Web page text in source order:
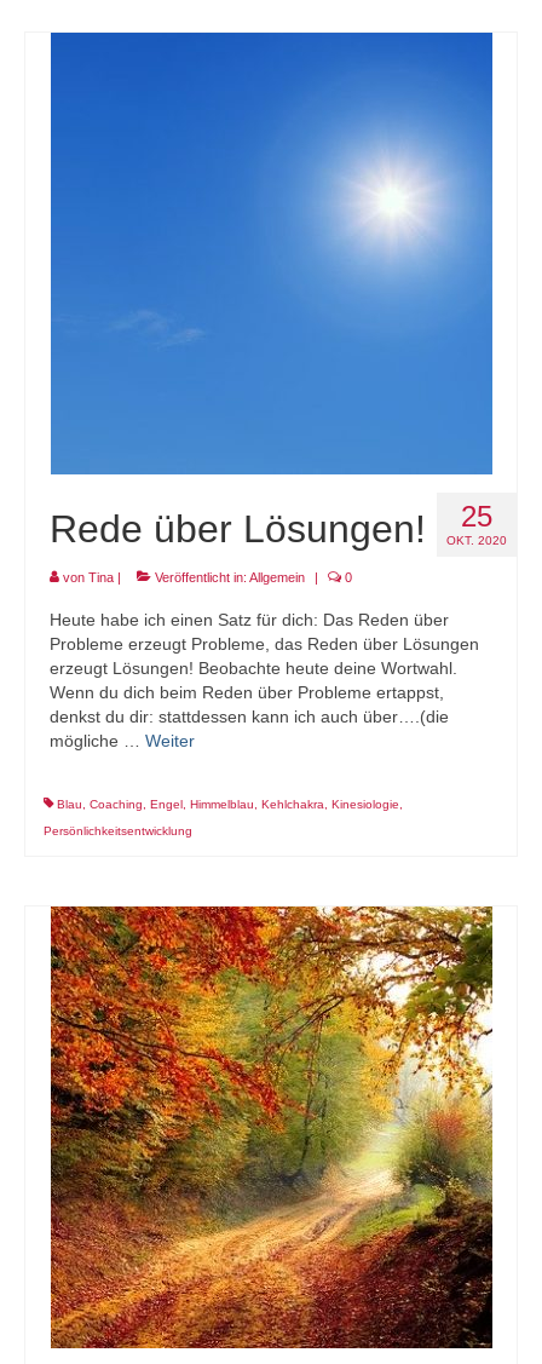
25
OKT. 2020
Rede über Lösungen!
von Tina | Veröffentlicht in: Allgemein | 0
Heute habe ich einen Satz für dich: Das Reden über
Probleme erzeugt Probleme, das Reden über Lösungen
erzeugt Lösungen! Beobachte heute deine Wortwahl.
Wenn du dich beim Reden über Probleme ertappst,
denkst du dir: stattdessen kann ich auch über….(die
mögliche … Weiter
Blau Coaching Engel Himmelblau Kehlchakra Kinesiologie
Persönlichkeitsentwicklung